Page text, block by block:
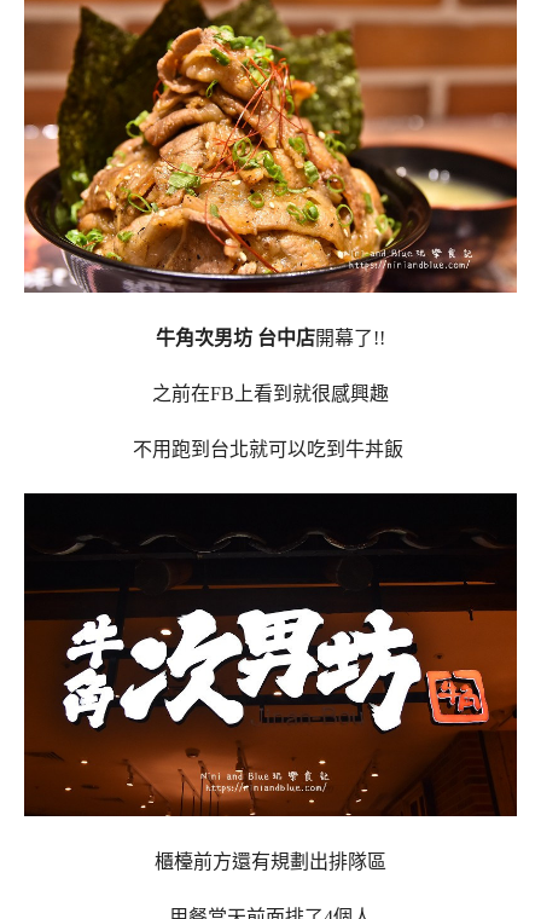
牛角次男坊 台中店開幕了!!
之前在FB上看到就很感興趣
不用跑到台北就可以吃到牛丼飯
櫃檯前方還有規劃出排隊區